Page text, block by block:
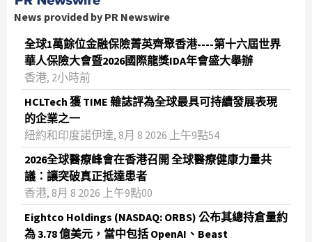
News provided by PR Newswire
全球1萬餘位金融保險菁英齊聚香港----第十六屆世界
華人保險大會暨2026國際龍獎IDA年會盛大舉辦
香港, 2小時前
HCLTech 獲 TIME 雜誌評為全球最具可持續發展表現
的企業之一
紐約和印度諾伊達, 8月 8 2026 上午9點54
2026全球醫療峰會在香港召開 全球醫療健康力量共
議：讓突破真正抵達患者
香港, 8月 8 2026 上午9點00
Eightco Holdings (NASDAQ: ORBS) 公布其總持倉量約
為 3.78 億美元，當中包括 OpenAI、Beast